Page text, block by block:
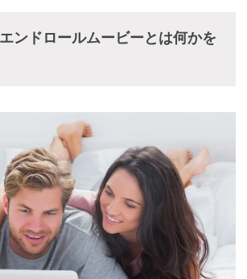
ンドロールムービーとは何かを